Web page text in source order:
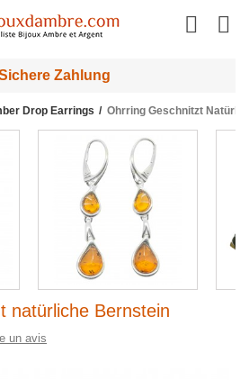
Zahlung
Drop Earrings Ohrring Geschnitzt
natürliche Bernstein
un avis